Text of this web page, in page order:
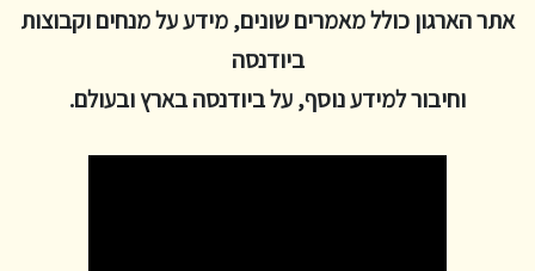
אתר הארגון כולל מאמרים שונים, מידע על מנחים וקבוצות
ביודנסה
וחיבור למידע נוסף, על ביודנסה בארץ ובעולם.